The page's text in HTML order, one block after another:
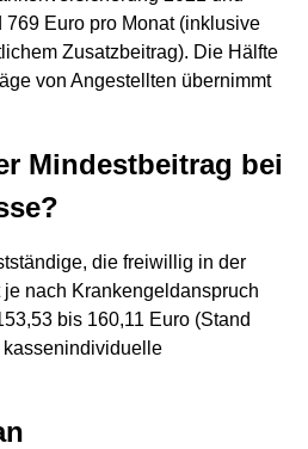
769 Euro pro Monat (inklusive
Zusatzbeitrag). Die Hälfte
von Angestellten übernimmt
Mindestbeitrag bei
die freiwillig in der
nach Krankengeldanspruch
bis 160,11 Euro (Stand
kassenindividuelle